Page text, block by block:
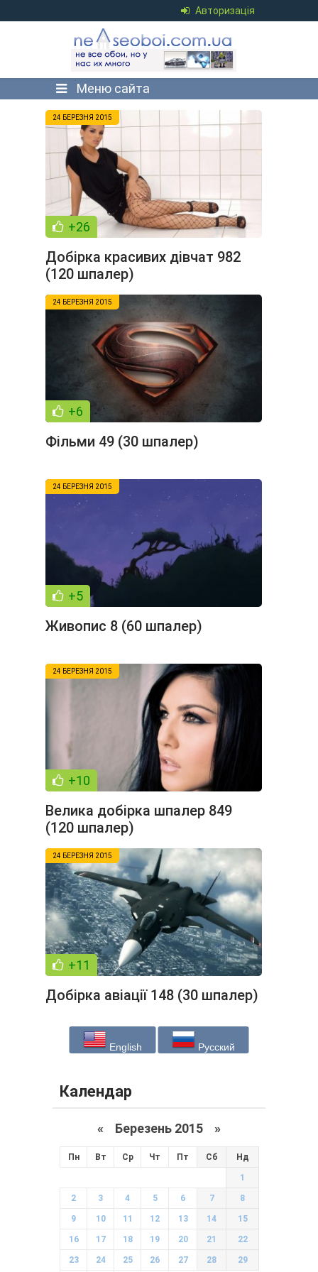
Авторизація
Меню сайта
24 БЕРЕЗНЯ 2015
+26
Добірка красивих дівчат 982
(120 шпалер)
24 БЕРЕЗНЯ 2015
+6
Фільми 49 (30 шпалер)
24 БЕРЕЗНЯ 2015
+5
Живопис 8 (60 шпалер)
24 БЕРЕЗНЯ 2015
+10
Велика добірка шпалер 849
(120 шпалер)
24 БЕРЕЗНЯ 2015
+11
Добірка авіації 148 (30 шпалер)
English Русский
Календар
« Березень 2015 »
Пн Вт Ср Чт Пт Сб Нд
1
2 3 4 5 6 7 8
9 10 11 12 13 14 15
16 17 18 19 20 21 22
23 24 25 26 27 28 29